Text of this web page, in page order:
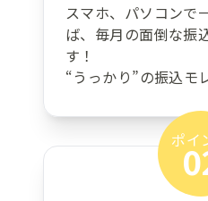
スマホ、パソコンで
ば、毎月の面倒な振
す！
“うっかり”の振込モ
ポイ